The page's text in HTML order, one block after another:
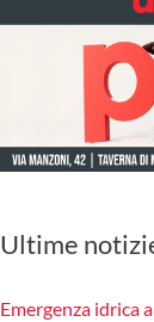
Ultime
Emergenza idrica